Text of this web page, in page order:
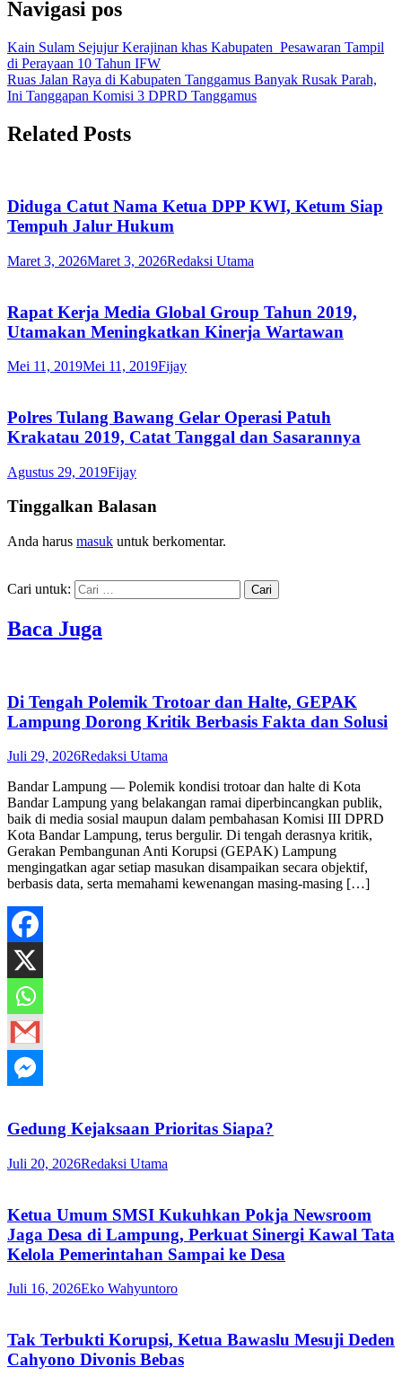
Navigasi pos
Kain Sulam Sejujur Kerajinan khas Kabupaten Pesawaran Tampil
di Perayaan 10 Tahun IFW
Ruas Jalan Raya di Kabupaten Tanggamus Banyak Rusak Parah,
Ini Tanggapan Komisi 3 DPRD Tanggamus
Related Posts
Diduga Catut Nama Ketua DPP KWI, Ketum Siap
Tempuh Jalur Hukum
Maret 3, 2026Maret 3, 2026Redaksi Utama
Rapat Kerja Media Global Group Tahun 2019,
Utamakan Meningkatkan Kinerja Wartawan
Mei 11, 2019Mei 11, 2019Fijay
Polres Tulang Bawang Gelar Operasi Patuh
Krakatau 2019, Catat Tanggal dan Sasarannya
Agustus 29, 2019Fijay
Tinggalkan Balasan
Anda harus masuk untuk berkomentar.
Cari untuk:
Baca Juga
Di Tengah Polemik Trotoar dan Halte, GEPAK
Lampung Dorong Kritik Berbasis Fakta dan Solusi
Juli 29, 2026Redaksi Utama
Bandar Lampung — Polemik kondisi trotoar dan halte di Kota
Bandar Lampung yang belakangan ramai diperbincangkan publik,
baik di media sosial maupun dalam pembahasan Komisi III DPRD
Kota Bandar Lampung, terus bergulir. Di tengah derasnya kritik,
Gerakan Pembangunan Anti Korupsi (GEPAK) Lampung
mengingatkan agar setiap masukan disampaikan secara objektif,
berbasis data, serta memahami kewenangan masing-masing […]
Gedung Kejaksaan Prioritas Siapa?
Juli 20, 2026Redaksi Utama
Ketua Umum SMSI Kukuhkan Pokja Newsroom
Jaga Desa di Lampung, Perkuat Sinergi Kawal Tata
Kelola Pemerintahan Sampai ke Desa
Juli 16, 2026Eko Wahyuntoro
Tak Terbukti Korupsi, Ketua Bawaslu Mesuji Deden
Cahyono Divonis Bebas